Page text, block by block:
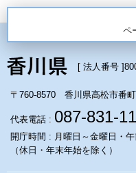
ペ
[ 法人番号 ]
〒760-8570 香川県高松市番
代表電話 : 087-831-
開庁時間 : 月曜日～金曜日・
（休日・年末年始を除く）